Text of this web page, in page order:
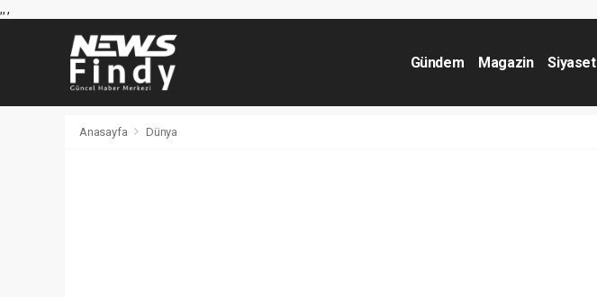
,,,
Gündem Magazin Siyaset
Anasayfa Dünya